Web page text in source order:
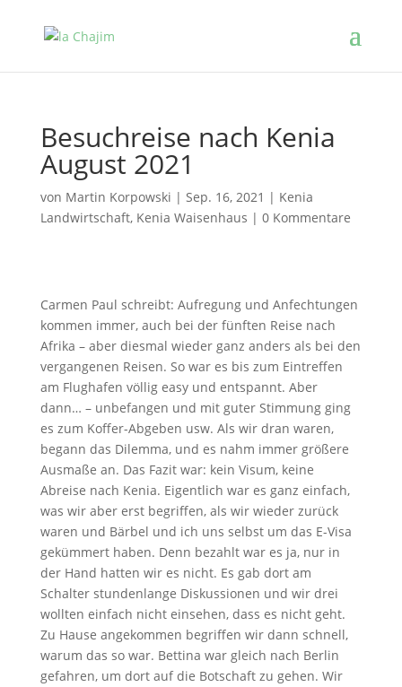
Besuchreise nach Kenia
August 2021
von Martin Korpowski | Sep. 16, 2021 | Kenia
Landwirtschaft, Kenia Waisenhaus | 0 Kommentare
Carmen Paul schreibt: Aufregung und Anfechtungen
kommen immer, auch bei der fünften Reise nach
Afrika – aber diesmal wieder ganz anders als bei den
vergangenen Reisen. So war es bis zum Eintreffen
am Flughafen völlig easy und entspannt. Aber
dann… – unbefangen und mit guter Stimmung ging
es zum Koffer-Abgeben usw. Als wir dran waren,
begann das Dilemma, und es nahm immer größere
Ausmaße an. Das Fazit war: kein Visum, keine
Abreise nach Kenia. Eigentlich war es ganz einfach,
was wir aber erst begriffen, als wir wieder zurück
waren und Bärbel und ich uns selbst um das E-Visa
gekümmert haben. Denn bezahlt war es ja, nur in
der Hand hatten wir es nicht. Es gab dort am
Schalter stundenlange Diskussionen und wir drei
wollten einfach nicht einsehen, dass es nicht geht.
Zu Hause angekommen begriffen wir dann schnell,
warum das so war. Bettina war gleich nach Berlin
gefahren, um dort auf die Botschaft zu gehen. Wir